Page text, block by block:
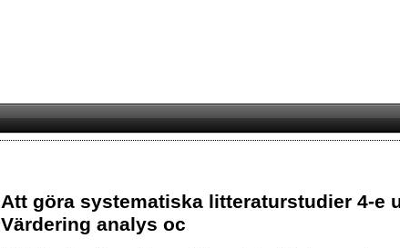
Att göra systematiska litteraturstudier 4-e
Värdering analys oc